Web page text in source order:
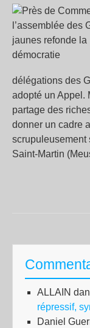
délégations des
adopté un Appel.
partage des
donner un cadre
scrupuleusement
Saint-Martin
ALLAIN
répressif,
Daniel